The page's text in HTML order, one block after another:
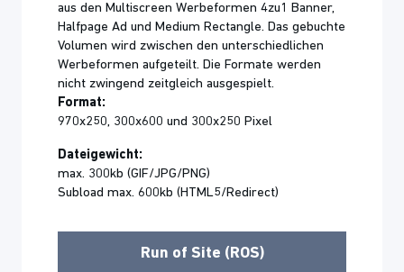
aus den Multiscreen Werbeformen 4zu1 Banner,
Halfpage Ad und Medium Rectangle. Das gebuchte
Volumen wird zwischen den unterschiedlichen
Werbeformen aufgeteilt. Die Formate werden
nicht zwingend zeitgleich ausgespielt.
Format:
970x250, 300x600 und 300x250 Pixel
Dateigewicht:
max. 300kb (GIF/JPG/PNG)
Subload max. 600kb (HTML5/Redirect)
Run of Site (ROS)